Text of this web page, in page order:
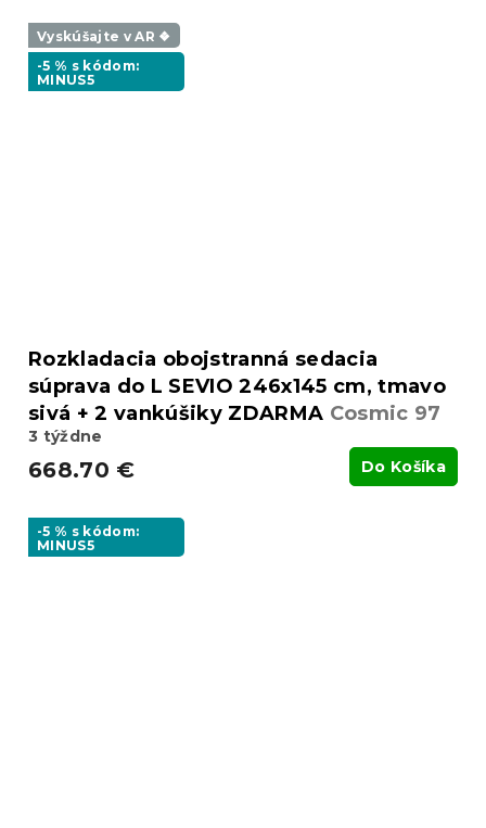
Vyskúšajte v AR ❖
-5 % s kódom:
MINUS5
Rozkladacia obojstranná sedacia
súprava do L SEVIO 246x145 cm, tmavo
sivá + 2 vankúšiky ZDARMA Cosmic 97
3 týždne
668.70 € Do Košíka
-5 % s kódom:
MINUS5